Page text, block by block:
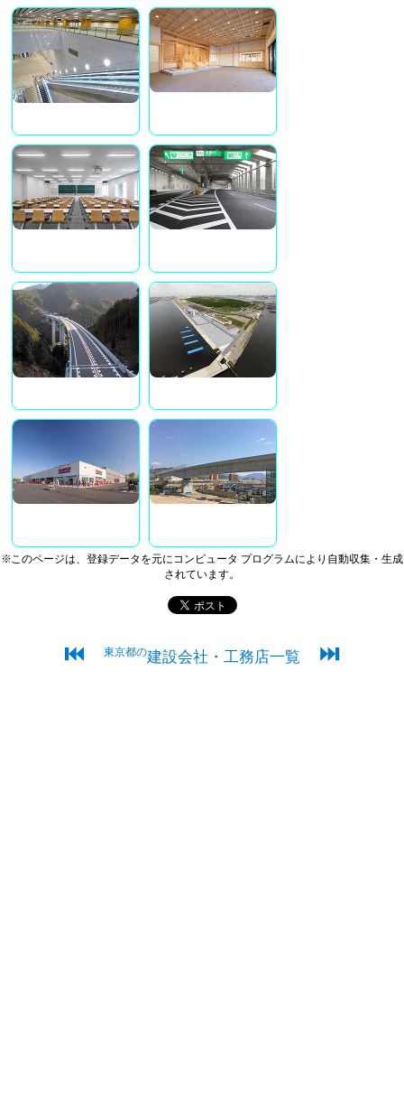
※このページは、登録データを元にコンピュータ プログラムにより自動収集・生成
されています。
⏮ 東京都の建設会社・工務店一覧 ⏭